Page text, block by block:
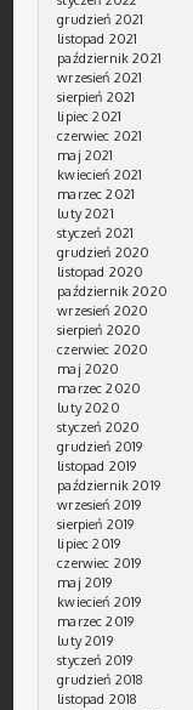
grudzień 2021
listopad 2021
październik 2021
wrzesień 2021
sierpień 2021
lipiec 2021
czerwiec 2021
maj 2021
kwiecień 2021
marzec 2021
luty 2021
styczeń 2021
grudzień 2020
listopad 2020
październik 2020
wrzesień 2020
sierpień 2020
czerwiec 2020
maj 2020
marzec 2020
luty 2020
styczeń 2020
grudzień 2019
listopad 2019
październik 2019
wrzesień 2019
sierpień 2019
lipiec 2019
czerwiec 2019
maj 2019
kwiecień 2019
marzec 2019
luty 2019
styczeń 2019
grudzień 2018
listopad 2018